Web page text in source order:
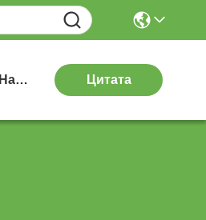
Свяжитесь С Нами Цитата